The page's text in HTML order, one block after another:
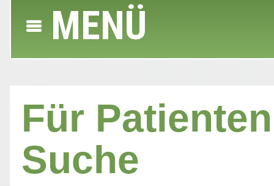
MENÜ
Für
Suche